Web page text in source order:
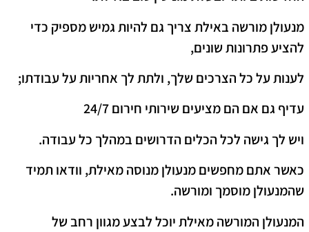
מנעולן מורשה באילת צריך גם להיות גמיש מספיק כדי
להציע פתרונות שונים,
לענות על כל הצרכים שלך, ולתת לך אחריות על עבודתו;
עדיף גם אם הם מציעים שירותי חירום 24/7
ויש לך גישה לכל הכלים הדרושים במהלך כל עבודה.
כאשר אתם מחפשים מנעולן מנוסה מאילת, וודאו תמיד
שהמנעולן מוסמך ומורשה.
המנעולן המורשה מאילת יוכל לבצע מגוון רחב של